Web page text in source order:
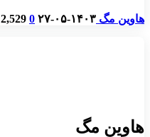
هاوین مگ ۱۴۰۳-۰۵-۲۷ 0
2,529
هاوین مگ